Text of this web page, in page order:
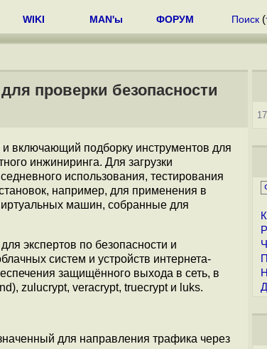
WIKI MAN'ы ФОРУМ Поиск (
проверки безопасности
включающий подборку инструментов для
инжиниринга. Для загрузки
использования, тестирования
например, для применения в
машин, собранные для
экспертов по безопасности и
систем и устройств интернета-
защищённого выхода в сеть, в
zulucrypt, veracrypt, truecrypt и luks.
для направления трафика через